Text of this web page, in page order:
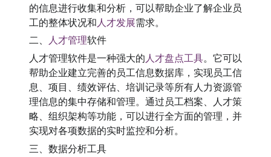
的信息进行收集和分析，可以帮助企业了解企业员
工的整体状况和 人才发展需求。
二、 人才管理软件
人才管理软件是一种强大的 人才盘点工具。它可以
帮助企业建立完善的员工信息数据库，实现员工信
息、项目、绩效评估、培训记录等所有人力资源管
理信息的集中存储和管理。通过员工档案、人才策
略、组织架构等功能，可以进行全方面的管理，并
实现对各项数据的实时监控和分析。
三、数据分析工具